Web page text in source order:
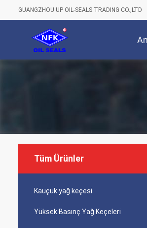
GUANGZHOU UP OIL-SEALS TRADING CO.,LTD
Tüm Ürünler
Kauçuk yağ keçesi
Yüksek Basınç Yağ Keçeleri